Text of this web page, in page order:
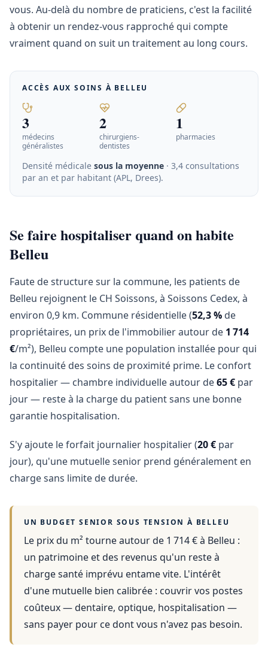
vous. Au-delà du nombre de praticiens, c'est la facilité
à obtenir un rendez-vous rapproché qui compte
vraiment quand on suit un traitement au long cours.
ACCÈS AUX SOINS À BELLEU
3
médecins
généralistes
2
chirurgiens-
dentistes
1
pharmacies
Densité médicale sous la moyenne · 3,4 consultations
par an et par habitant (APL, Drees).
Se faire hospitaliser quand on habite
Belleu
Faute de structure sur la commune, les patients de
Belleu rejoignent le CH Soissons, à Soissons Cedex, à
environ 0,9 km. Commune résidentielle (52,3 % de
propriétaires, un prix de l'immobilier autour de 1 714
€/m²), Belleu compte une population installée pour qui
la continuité des soins de proximité prime. Le confort
hospitalier — chambre individuelle autour de65 € par
jour — reste à la charge du patient sans une bonne
garantie hospitalisation.
S'y ajoute le forfait journalier hospitalier (20 € par
jour), qu'une mutuelle senior prend généralement en
charge sans limite de durée.
UN BUDGET SENIOR SOUS TENSION À BELLEU
Le prix du m² tourne autour de 1 714 €à Belleu :
un patrimoine et des revenus qu'un reste à
charge santé imprévu entame vite. L'intérêt
d'une mutuelle bien calibrée : couvrir vos postes
coûteux — dentaire, optique, hospitalisation —
sans payer pour ce dont vous n'avez pas besoin.